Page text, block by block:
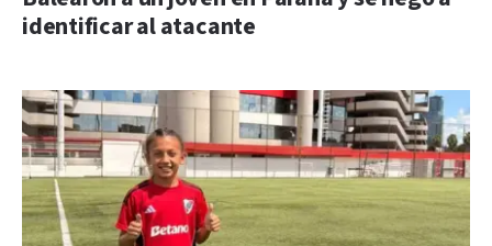
identificar al atacante